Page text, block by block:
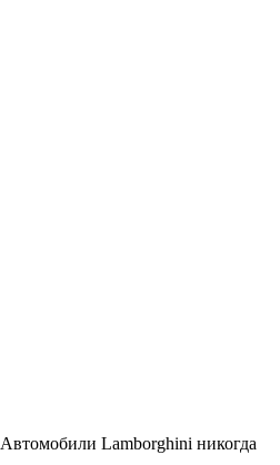
Автомобили Lamborghini никогда